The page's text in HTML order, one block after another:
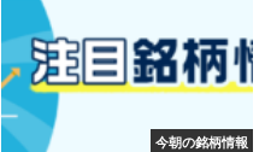
今朝の銘柄情報